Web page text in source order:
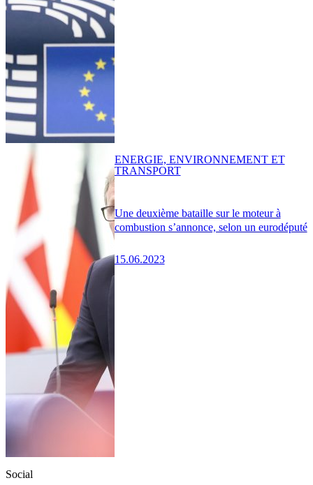
Une deuxième bataille sur le moteur à
combustion s’annonce, selon un eurodéputé
15.06.2023
ENERGIE, ENVIRONNEMENT ET
TRANSPORT
Social